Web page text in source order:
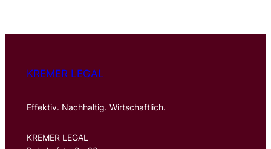
n
KREMER LEGAL
Effektiv. Nachhaltig. Wirtschaftlich.
KREMER LEGAL